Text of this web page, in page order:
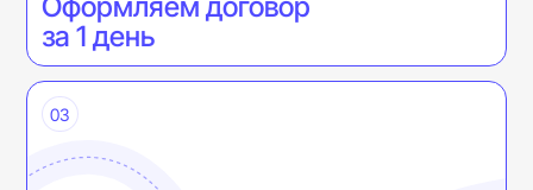
за 1 день
03